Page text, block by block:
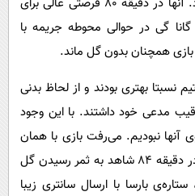
سنگال به حملات خود ادامه داد. آنها در دقیقه‌ ۸۰ فرصتی عالی برای
گی در حوالی محوطه جریمه با
همچنان بدون گل ماند.
نسبتا بهتری بودند و از لحاظ بدنی
مدعی خود داشتند. با این وجود
نبودیم. می‌رفت بازی با همان
تساوی بدون گل تمام شود اما در دقیقه‌ ۸۴ شاهد به ثمر رسیدن گل
بارسا با ارسال سانتری زیبا